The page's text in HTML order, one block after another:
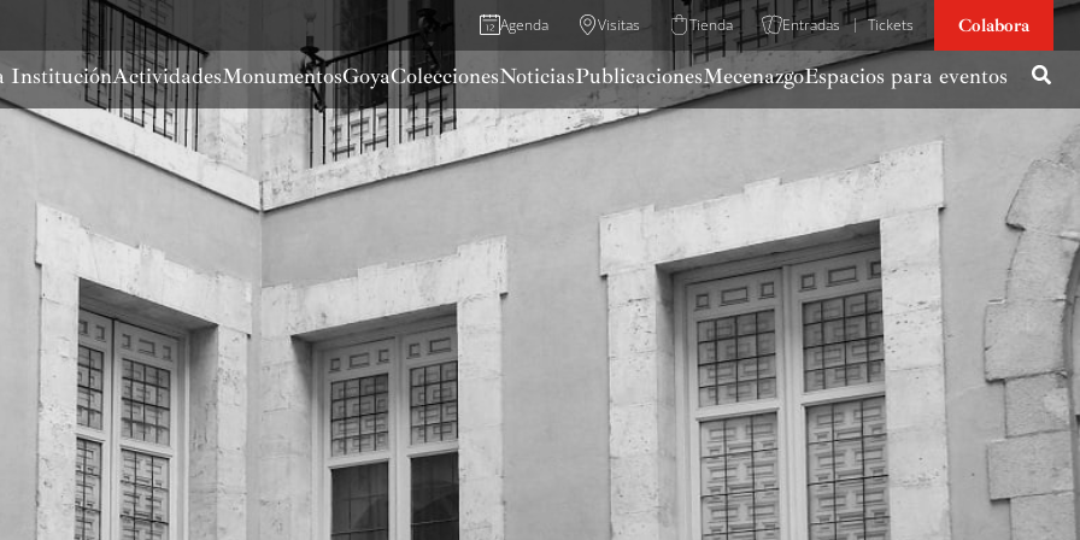
Agenda Visitas Tienda Entradas Tickets Colabora
InstituciónActividadesMonumentosGoyaColeccionesNoticiasPublicacionesMecenazgoEspacios para eventos